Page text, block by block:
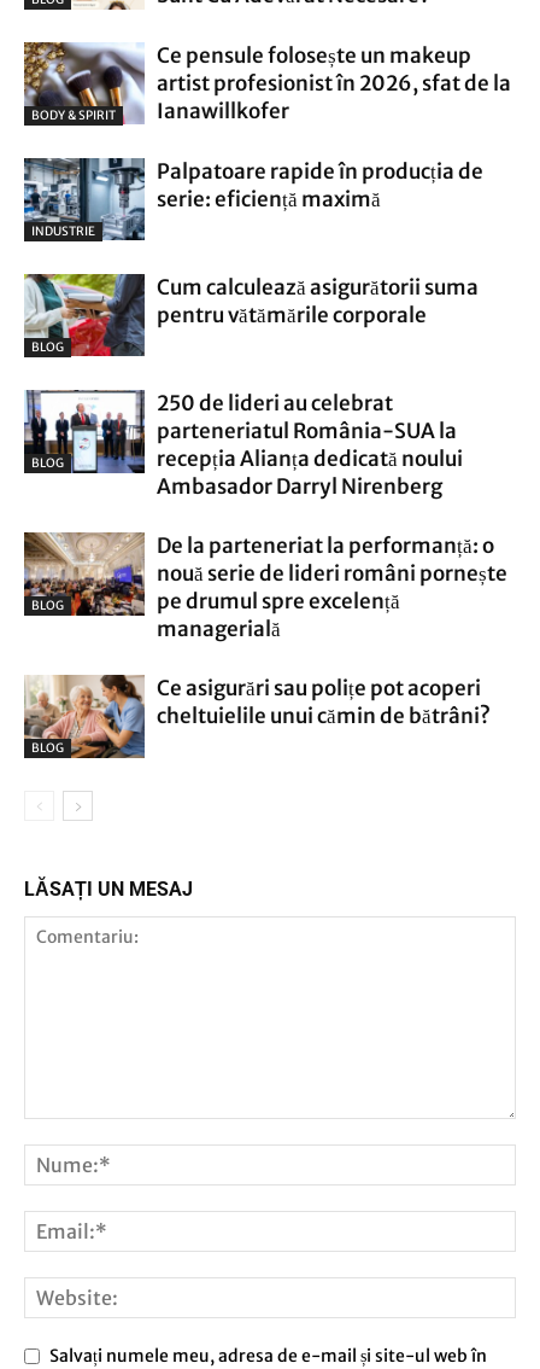
BODY & SPIRIT
Ce pensule folosește un makeup
artist profesionist în 2026, sfat de la
Ianawillkofer
INDUSTRIE
Palpatoare rapide în producția de
serie: eficiență maximă
BLOG
Cum calculează asigurătorii suma
pentru vătămările corporale
BLOG
250 de lideri au celebrat
parteneriatul România-SUA la
recepția Alianța dedicată noului
Ambasador Darryl Nirenberg
BLOG
De la parteneriat la performanță: o
nouă serie de lideri români pornește
pe drumul spre excelență
managerială
BLOG
Ce asigurări sau polițe pot acoperi
cheltuielile unui cămin de bătrâni?
LĂSAȚI UN MESAJ
Salvați numele meu, adresa de e-mail și site-ul web în